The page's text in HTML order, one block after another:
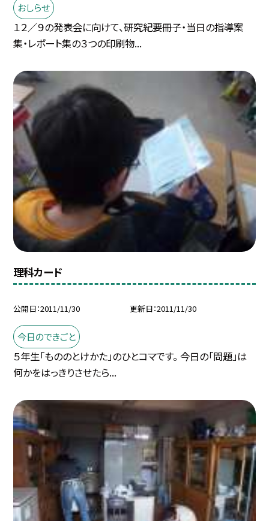
おしらせ
１２／９の発表会に向けて、研究紀要冊子・当日の指導案
集・レポート集の３つの印刷物...
理科カード
公開日 2011/11/30 更新日 2011/11/30
今日のできごと
５年生「もののとけかた」のひとコマです。 今日の「問題」は
何かをはっきりさせたら...